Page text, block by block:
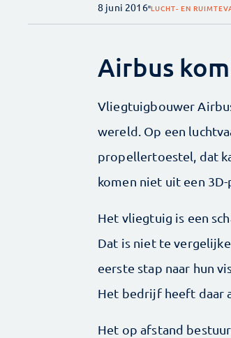
8 juni 2016 LUCHT- EN
Airbus
Vliegtuigbouwer
wereld. Op een
propellertoestel, dat
komen niet uit een
Het vliegtuig is een
Dat is niet te
eerste stap naar hun
Het bedrijf heeft daar
Het op afstand